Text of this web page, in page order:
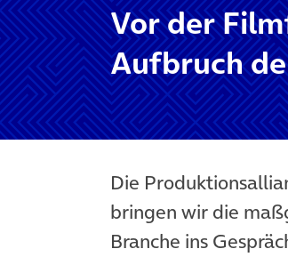
Vor der
Aufbruch
Die
bringen wir die
Branche ins